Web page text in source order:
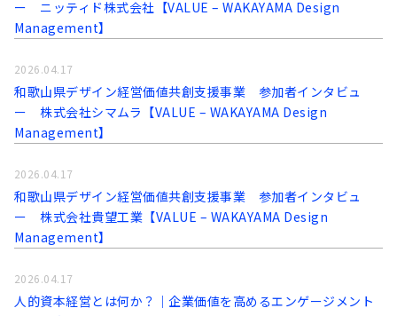
ー ニッティド株式会社【VALUE – WAKAYAMA Design
Management】
和歌山県デザイン経営価値共創支援事業 参加者インタビュ
ー 株式会社シマムラ【VALUE – WAKAYAMA Design
Management】
2026.04.17
和歌山県デザイン経営価値共創支援事業 参加者インタビュ
ー 株式会社貴望工業【VALUE – WAKAYAMA Design
Management】
2026.04.17
人的資本経営とは何か？｜企業価値を高めるエンゲージメント
2026.04.17